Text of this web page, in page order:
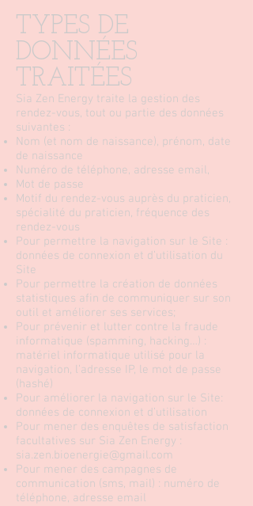
TYPES DE
DONNÉES
TRAITÉES
Sia Zen Energy traite la gestion des
rendez-vous, tout ou partie des données
suivantes :
Nom (et nom de naissance), prénom, date
de naissance
Numéro de téléphone, adresse email,
Mot de passe
Motif du rendez-vous auprès du praticien,
spécialité du praticien, fréquence des
rendez-vous
Pour permettre la navigation sur le Site :
données de connexion et d’utilisation du
Site
Pour permettre la création de données
statistiques afin de communiquer sur son
outil et améliorer ses services;
Pour prévenir et lutter contre la fraude
informatique (spamming, hacking…) :
matériel informatique utilisé pour la
navigation, l’adresse IP, le mot de passe
(hashé)
Pour améliorer la navigation sur le Site:
données de connexion et d’utilisation
Pour mener des enquêtes de satisfaction
facultatives sur Sia Zen Energy :
sia.zen.bioenergie@gmail.com
Pour mener des campagnes de
communication (sms, mail) : numéro de
téléphone, adresse email